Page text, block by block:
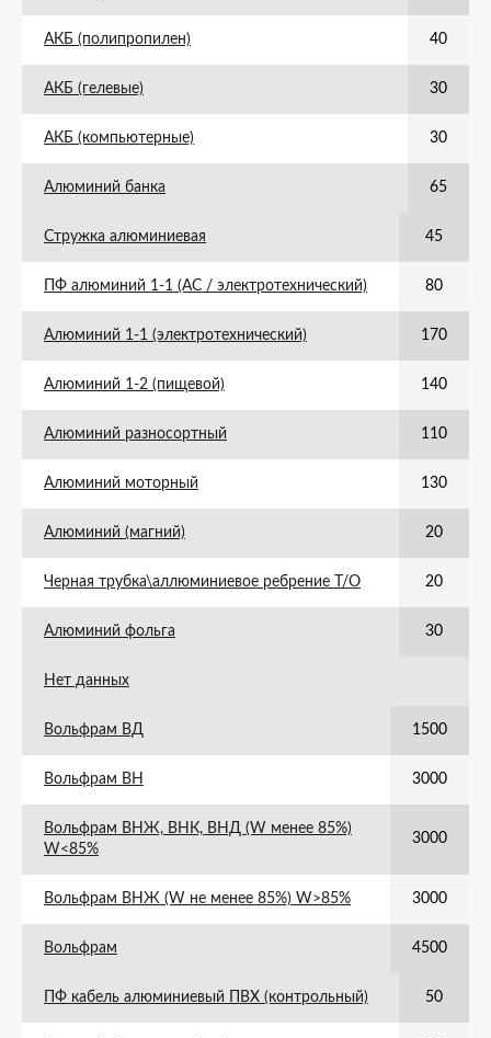
АКБ (полипропилен) 40
АКБ (гелевые) 30
АКБ (компьютерные) 30
Алюминий банка 65
Стружка алюминиевая 45
ПФ алюминий 1-1 (АС / электротехнический) 80
Алюминий 1-1 (электротехнический) 170
Алюминий 1-2 (пищевой) 140
Алюминий разносортный 110
Алюминий моторный 130
Алюминий (магний) 20
Черная трубка\аллюминиевое ребрение Т/О 20
Алюминий фольга 30
Нет данных
Вольфрам ВД 1500
Вольфрам ВН 3000
Вольфрам ВНЖ, ВНК, ВНД (W менее 85%)
W<85%
3000
Вольфрам ВНЖ (W не менее 85%) W>85% 3000
Вольфрам 4500
ПФ кабель алюминиевый ПВХ (контрольный) 50